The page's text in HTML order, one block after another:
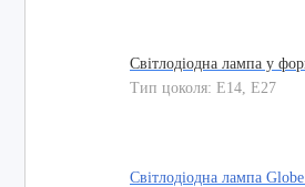
Світлодіодна лампа у
Тип цоколя: E14, E27
Світлодіодна лампа Globe